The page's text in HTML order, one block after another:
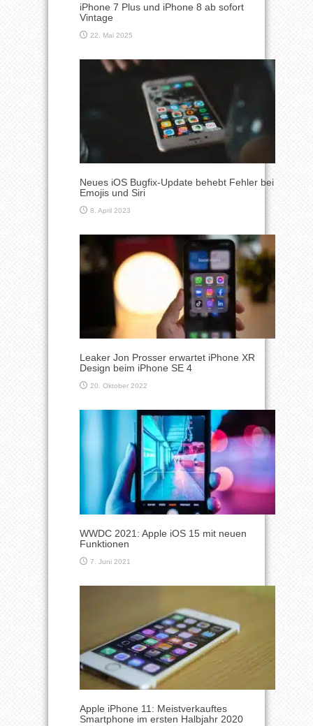
iPhone 7 Plus und iPhone 8 ab sofort
Vintage
22. Mai 2025
Neues iOS Bugfix-Update behebt Fehler bei
Emojis und Siri
8. April 2023
Leaker Jon Prosser erwartet iPhone XR
Design beim iPhone SE 4
20. Oktober 2022
WWDC 2021: Apple iOS 15 mit neuen
Funktionen
7. Juni 2021
Apple iPhone 11: Meistverkauftes
Smartphone im ersten Halbjahr 2020